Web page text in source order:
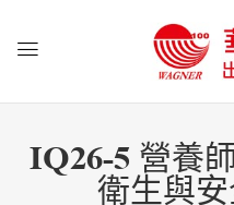
IQ26-5 營養
衛生與安